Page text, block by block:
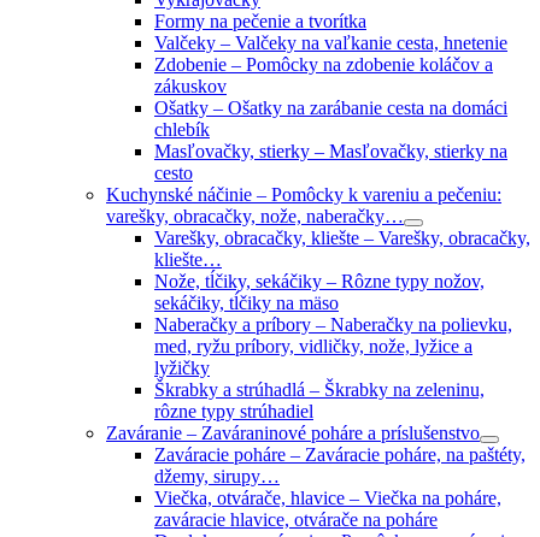
Formy na pečenie a tvorítka
Valčeky – Valčeky na vaľkanie cesta, hnetenie
Zdobenie – Pomôcky na zdobenie koláčov a
zákuskov
Ošatky – Ošatky na zarábanie cesta na domáci
chlebík
Masľovačky, stierky – Masľovačky, stierky na
cesto
Kuchynské náčinie – Pomôcky k vareniu a pečeniu:
varešky, obracačky, nože, naberačky…
Varešky, obracačky, kliešte – Varešky, obracačky,
kliešte…
Nože, tĺčiky, sekáčiky – Rôzne typy nožov,
sekáčiky, tĺčiky na mäso
Naberačky a príbory – Naberačky na polievku,
med, ryžu príbory, vidličky, nože, lyžice a
lyžičky
Škrabky a strúhadlá – Škrabky na zeleninu,
rôzne typy strúhadiel
Zaváranie – Zaváraninové poháre a príslušenstvo
Zaváracie poháre – Zaváracie poháre, na paštéty,
džemy, sirupy…
Viečka, otvárače, hlavice – Viečka na poháre,
zaváracie hlavice, otvárače na poháre